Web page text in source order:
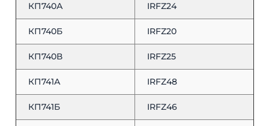
КП740А IRFZ24
КП740Б IRFZ20
КП740В IRFZ25
КП741А IRFZ48
КП741Б IRFZ46